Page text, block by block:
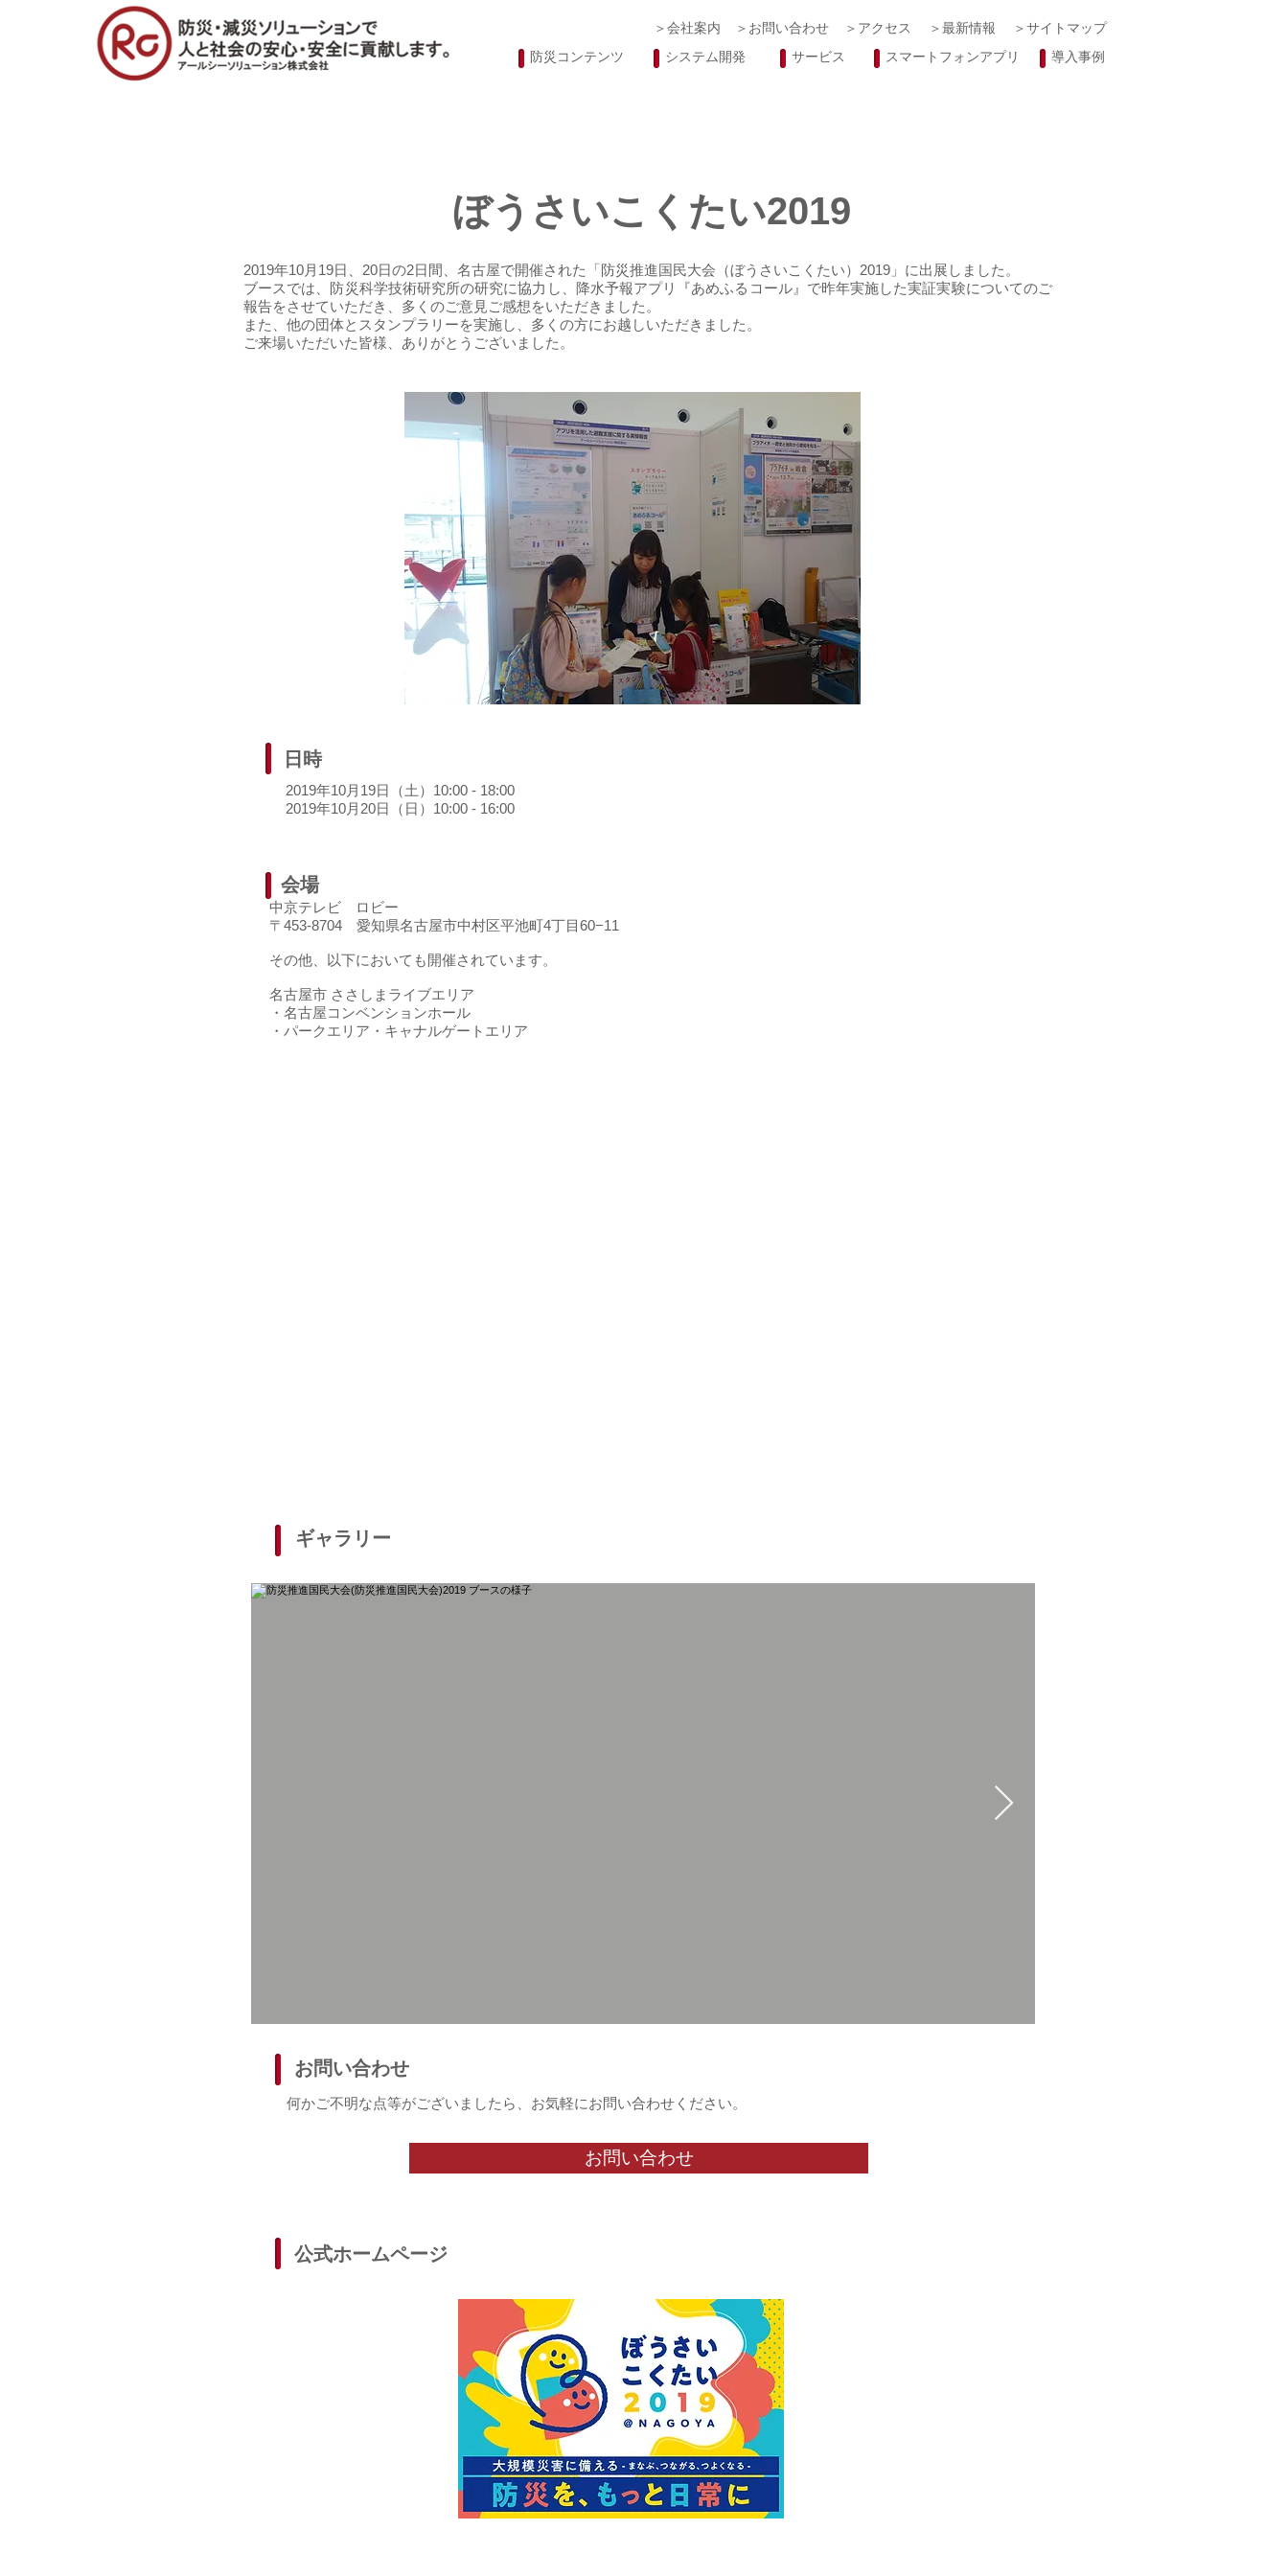
防災コンテンツ
＞会社案内 ＞お問い合わせ ＞アクセス ＞最新情報
＞サイトマップ
システム開発
サービス スマートフォンアプリ 導入事例
ぼうさいこくたい2019
2019年10月19日、20日の2日間、名古屋で開催された「防災推進国民大会（ぼうさいこくたい）2019」に出展しました。
ブースでは、防災科学技術研究所の研究に協力し、降水予報アプリ『あめふるコール』で昨年実施した実証実験についてのご
報告をさせていただき、多くのご意見ご感想をいただきました。
また、他の団体とスタンプラリーを実施し、多くの方にお越しいただきました。
​ご来場いただいた皆様、ありがとうございました​。
日時
2019年10月19日（土）10:00 - 18:00
2019年10月20日（日）10:00 - 16:00
会場
​中京テレビ ロビー
〒453-8704 愛知県名古屋市中村区平池町4丁目60−11
その他、以下においても開催されています。
名古屋市 ささしまライブエリア
・名古屋コンベンションホール
・パークエリア・キャナルゲートエリア
ギャラリー
お問い合わせ
何かご不明な点等がございましたら、お気軽にお問い合わせください。
お問い合わせ
公式ホームページ